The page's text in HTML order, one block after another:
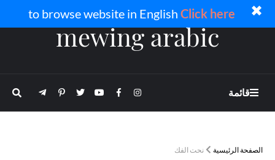
✖
to browse website in English Click here
mewing arabic
قائمة
الصفحة الرئيسية نحت الفك